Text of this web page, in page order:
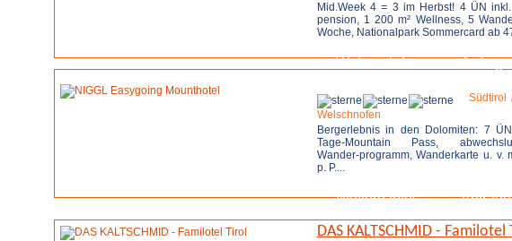
Mid.Week 4 = 3 im Herbst! 4 ÜN
pension, 1 200 m² Wellness, 5
Woche, Nationalpark Sommercard ab
Weitere Infos
Südtirol
Welschnofen
Bergerlebnis in den Dolomiten: 7
Tage-Mountain Pass,
Wander-programm, Wanderkarte u. v.
p. P....
Weitere Infos
DAS KALTSCHMID - Familotel